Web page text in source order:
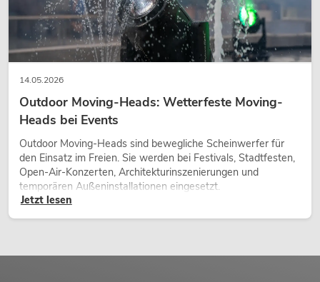
14.05.2026
Outdoor Moving-Heads: Wetterfeste Moving-
Heads bei Events
Outdoor Moving-Heads sind bewegliche Scheinwerfer für
den Einsatz im Freien. Sie werden bei Festivals, Stadtfesten,
Open-Air-Konzerten, Architekturinszenierungen und
temporären Außeninstallationen eingesetzt.
Jetzt lesen